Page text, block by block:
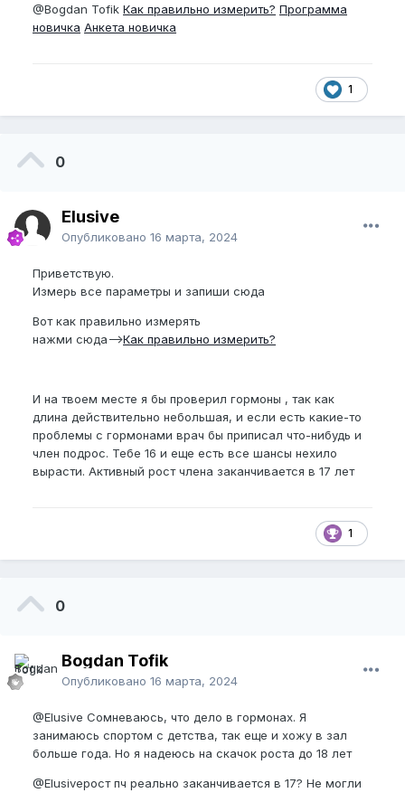
@Bogdan Tofik Как правильно измерить? Программа
новичка Анкета новичка
1
0
Elusive
Опубликовано 16 марта, 2024
Приветствую.
Измерь все параметры и запиши сюда
Вот как правильно измерять
нажми сюда—>Как правильно измерить?
И на твоем месте я бы проверил гормоны , так как
длина действительно небольшая, и если есть какие-то
проблемы с гормонами врач бы приписал что-нибудь и
член подрос. Тебе 16 и еще есть все шансы нехило
вырасти. Активный рост члена заканчивается в 17 лет
1
0
Bogdan Tofik
Опубликовано 16 марта, 2024
@Elusive Сомневаюсь, что дело в гормонах. Я
занимаюсь спортом с детства, так еще и хожу в зал
больше года. Но я надеюсь на скачок роста до 18 лет
@Elusiveрост пч реально заканчивается в 17? Не могли